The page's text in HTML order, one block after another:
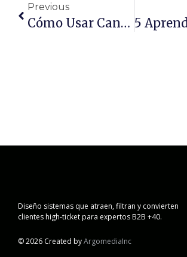
Previous
Cómo Usar Canva Para Fortalecer Tu Marca Personal En LinkedIn
Diseño sistemas que atraen, filtran y convierten
clientes high-ticket para expertos B2B +40.
© 2026 Created byArgomediaInc